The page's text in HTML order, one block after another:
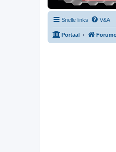
Snelle links V&A
Portaal